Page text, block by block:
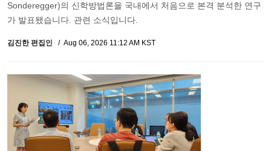
Sonderegger)의 신학방법론을 국내에서 처음으로 본격 분석한 연구
가 발표됐습니다. 관련 소식입니다.
김진한 편집인 Aug 06, 2026 11:12 AM KST